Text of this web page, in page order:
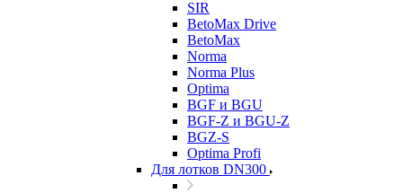
SIR
BetoMax Drive
BetoMax
Norma
Norma Plus
Optima
BGF и BGU
BGF-Z и BGU-Z
BGZ-S
Optima Profi
Для лотков DN300